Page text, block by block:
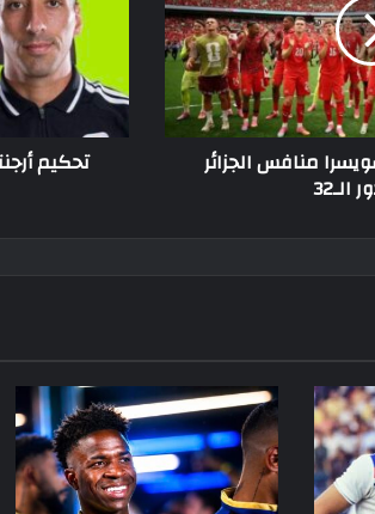
منافس الجزائر
الجزائر
سويسرا
تحكيم